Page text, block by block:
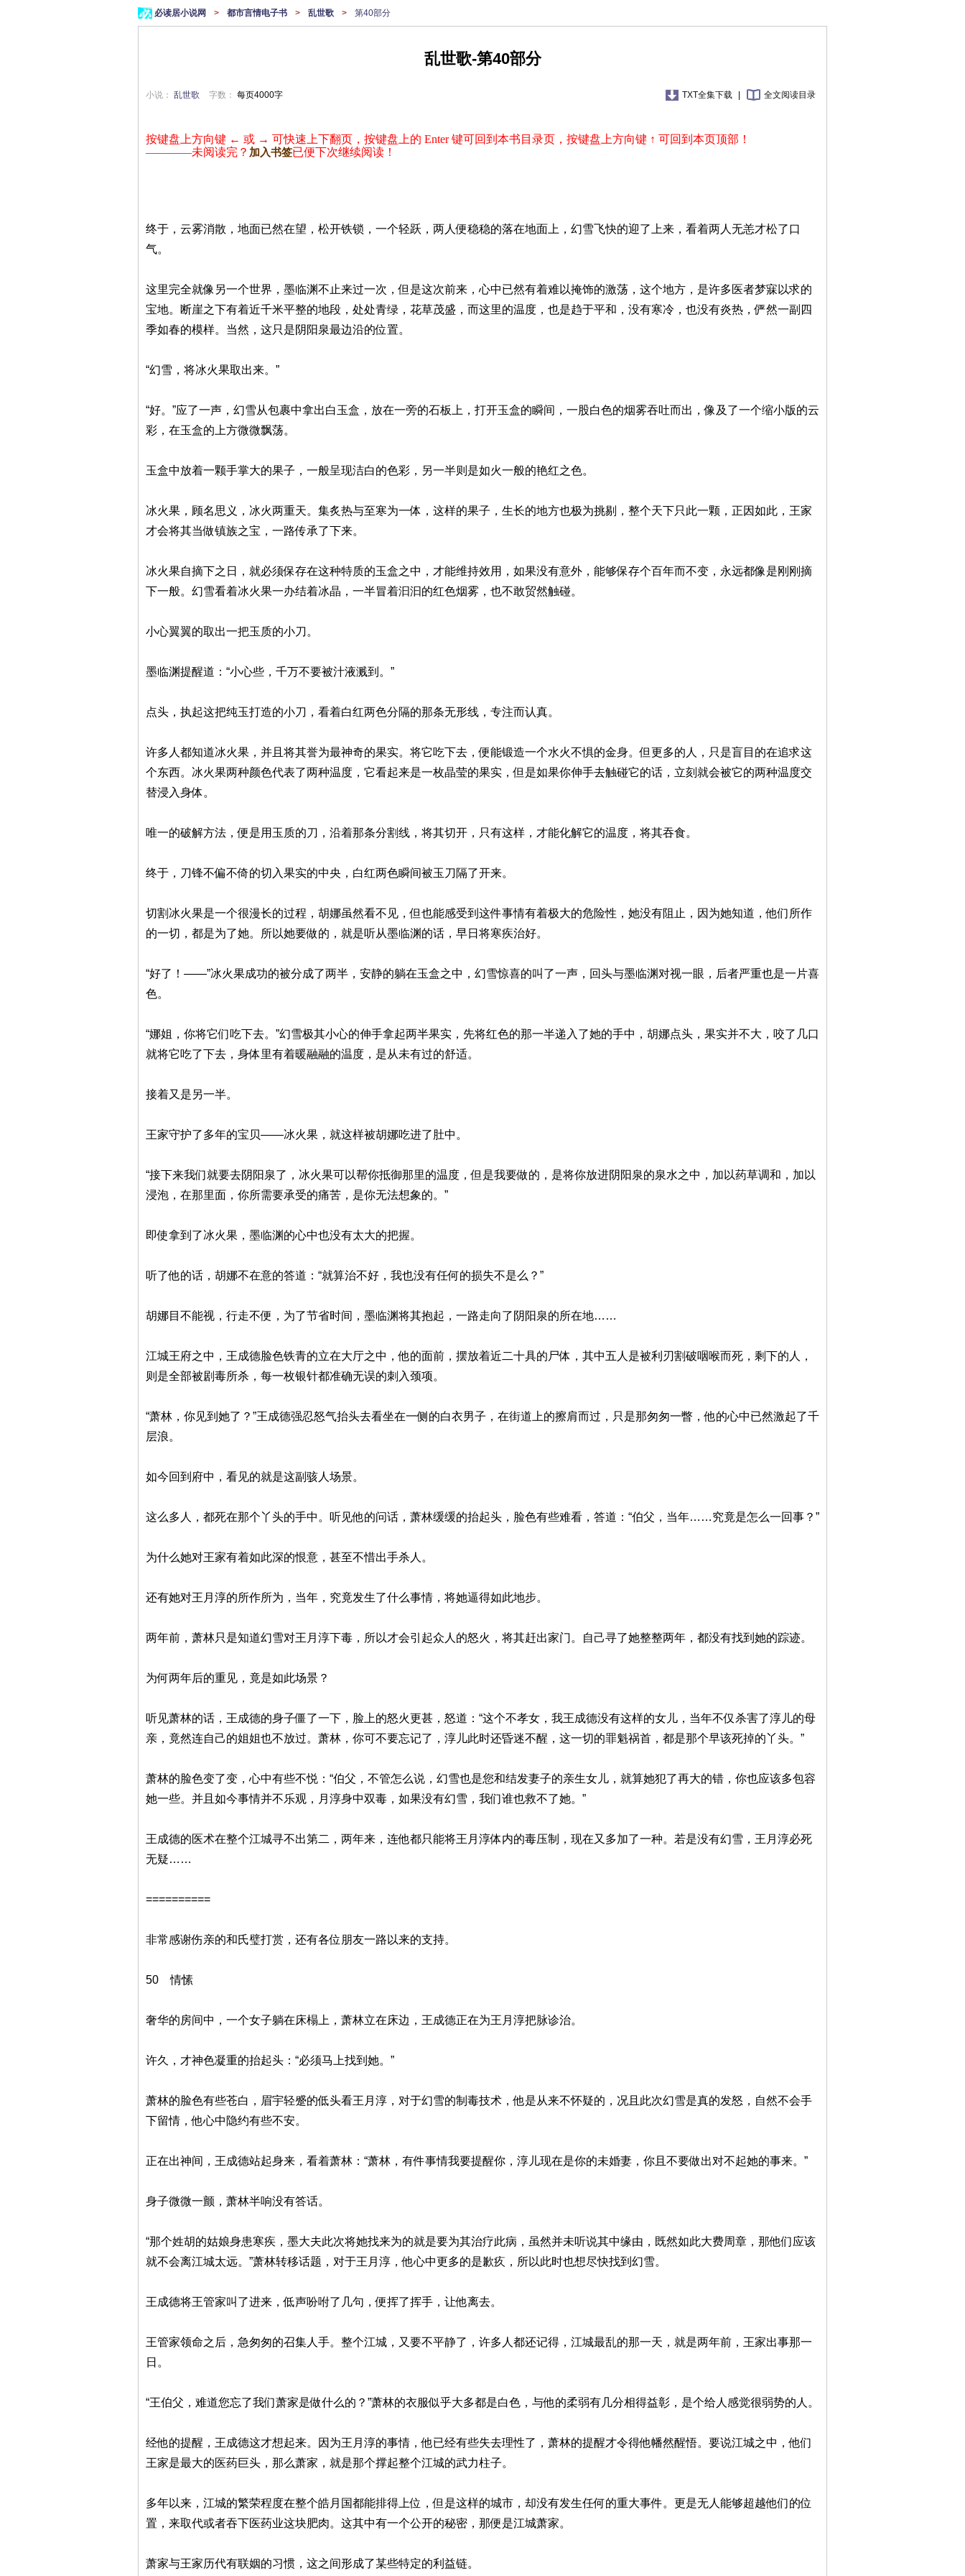
必读居小说网 > 都市言情电子书 > 乱世歌 > 第40部分
乱世歌-第40部分
小说： 乱世歌 字数： 每页4000字 TXT全集下载 全文阅读目录
按键盘上方向键 ← 或 → 可快速上下翻页，按键盘上的 Enter 键可回到本书目录页，按键盘上方向键 ↑ 可回到本页顶部！
————未阅读完？ 加入书签已便下次继续阅读！
终于，云雾消散，地面已然在望，松开铁锁，一个轻跃，两人便稳稳的落在地面上，幻雪飞快的迎了上来，看着两人无恙才松了口
气。
这里完全就像另一个世界，墨临渊不止来过一次，但是这次前来，心中已然有着难以掩饰的激荡，这个地方，是许多医者梦寐以求的
宝地。断崖之下有着近千米平整的地段，处处青绿，花草茂盛，而这里的温度，也是趋于平和，没有寒冷，也没有炎热，俨然一副四
季如春的模样。当然，这只是阴阳泉最边沿的位置。
“幻雪，将冰火果取出来。”
“好。”应了一声，幻雪从包裹中拿出白玉盒，放在一旁的石板上，打开玉盒的瞬间，一股白色的烟雾吞吐而出，像及了一个缩小版的云
彩，在玉盒的上方微微飘荡。
玉盒中放着一颗手掌大的果子，一般呈现洁白的色彩，另一半则是如火一般的艳红之色。
冰火果，顾名思义，冰火两重天。集炙热与至寒为一体，这样的果子，生长的地方也极为挑剔，整个天下只此一颗，正因如此，王家
才会将其当做镇族之宝，一路传承了下来。
冰火果自摘下之日，就必须保存在这种特质的玉盒之中，才能维持效用，如果没有意外，能够保存个百年而不变，永远都像是刚刚摘
下一般。幻雪看着冰火果一办结着冰晶，一半冒着汩汩的红色烟雾，也不敢贸然触碰。
小心翼翼的取出一把玉质的小刀。
墨临渊提醒道：“小心些，千万不要被汁液溅到。”
点头，执起这把纯玉打造的小刀，看着白红两色分隔的那条无形线，专注而认真。
许多人都知道冰火果，并且将其誉为最神奇的果实。将它吃下去，便能锻造一个水火不惧的金身。但更多的人，只是盲目的在追求这
个东西。冰火果两种颜色代表了两种温度，它看起来是一枚晶莹的果实，但是如果你伸手去触碰它的话，立刻就会被它的两种温度交
替浸入身体。
唯一的破解方法，便是用玉质的刀，沿着那条分割线，将其切开，只有这样，才能化解它的温度，将其吞食。
终于，刀锋不偏不倚的切入果实的中央，白红两色瞬间被玉刀隔了开来。
切割冰火果是一个很漫长的过程，胡娜虽然看不见，但也能感受到这件事情有着极大的危险性，她没有阻止，因为她知道，他们所作
的一切，都是为了她。所以她要做的，就是听从墨临渊的话，早日将寒疾治好。
“好了！——”冰火果成功的被分成了两半，安静的躺在玉盒之中，幻雪惊喜的叫了一声，回头与墨临渊对视一眼，后者严重也是一片喜
色。
“娜姐，你将它们吃下去。”幻雪极其小心的伸手拿起两半果实，先将红色的那一半递入了她的手中，胡娜点头，果实并不大，咬了几口
就将它吃了下去，身体里有着暖融融的温度，是从未有过的舒适。
接着又是另一半。
王家守护了多年的宝贝——冰火果，就这样被胡娜吃进了肚中。
“接下来我们就要去阴阳泉了，冰火果可以帮你抵御那里的温度，但是我要做的，是将你放进阴阳泉的泉水之中，加以药草调和，加以
浸泡，在那里面，你所需要承受的痛苦，是你无法想象的。”
即使拿到了冰火果，墨临渊的心中也没有太大的把握。
听了他的话，胡娜不在意的答道：“就算治不好，我也没有任何的损失不是么？”
胡娜目不能视，行走不便，为了节省时间，墨临渊将其抱起，一路走向了阴阳泉的所在地……
江城王府之中，王成德脸色铁青的立在大厅之中，他的面前，摆放着近二十具的尸体，其中五人是被利刃割破咽喉而死，剩下的人，
则是全部被剧毒所杀，每一枚银针都准确无误的刺入颈项。
“萧林，你见到她了？”王成德强忍怒气抬头去看坐在一侧的白衣男子，在街道上的擦肩而过，只是那匆匆一瞥，他的心中已然激起了千
层浪。
如今回到府中，看见的就是这副骇人场景。
这么多人，都死在那个丫头的手中。听见他的问话，萧林缓缓的抬起头，脸色有些难看，答道：“伯父，当年……究竟是怎么一回事？”
为什么她对王家有着如此深的恨意，甚至不惜出手杀人。
还有她对王月淳的所作所为，当年，究竟发生了什么事情，将她逼得如此地步。
两年前，萧林只是知道幻雪对王月淳下毒，所以才会引起众人的怒火，将其赶出家门。自己寻了她整整两年，都没有找到她的踪迹。
为何两年后的重见，竟是如此场景？
听见萧林的话，王成德的身子僵了一下，脸上的怒火更甚，怒道：“这个不孝女，我王成德没有这样的女儿，当年不仅杀害了淳儿的母
亲，竟然连自己的姐姐也不放过。萧林，你可不要忘记了，淳儿此时还昏迷不醒，这一切的罪魁祸首，都是那个早该死掉的丫头。”
萧林的脸色变了变，心中有些不悦：“伯父，不管怎么说，幻雪也是您和结发妻子的亲生女儿，就算她犯了再大的错，你也应该多包容
她一些。并且如今事情并不乐观，月淳身中双毒，如果没有幻雪，我们谁也救不了她。”
王成德的医术在整个江城寻不出第二，两年来，连他都只能将王月淳体内的毒压制，现在又多加了一种。若是没有幻雪，王月淳必死
无疑……
==========
非常感谢伤亲的和氏璧打赏，还有各位朋友一路以来的支持。
50 情愫
奢华的房间中，一个女子躺在床榻上，萧林立在床边，王成德正在为王月淳把脉诊治。
许久，才神色凝重的抬起头：“必须马上找到她。”
萧林的脸色有些苍白，眉宇轻蹙的低头看王月淳，对于幻雪的制毒技术，他是从来不怀疑的，况且此次幻雪是真的发怒，自然不会手
下留情，他心中隐约有些不安。
正在出神间，王成德站起身来，看着萧林：“萧林，有件事情我要提醒你，淳儿现在是你的未婚妻，你且不要做出对不起她的事来。”
身子微微一颤，萧林半响没有答话。
“那个姓胡的姑娘身患寒疾，墨大夫此次将她找来为的就是要为其治疗此病，虽然并未听说其中缘由，既然如此大费周章，那他们应该
就不会离江城太远。”萧林转移话题，对于王月淳，他心中更多的是歉疚，所以此时也想尽快找到幻雪。
王成德将王管家叫了进来，低声吩咐了几句，便挥了挥手，让他离去。
王管家领命之后，急匆匆的召集人手。整个江城，又要不平静了，许多人都还记得，江城最乱的那一天，就是两年前，王家出事那一
日。
“王伯父，难道您忘了我们萧家是做什么的？”萧林的衣服似乎大多都是白色，与他的柔弱有几分相得益彰，是个给人感觉很弱势的人。
经他的提醒，王成德这才想起来。因为王月淳的事情，他已经有些失去理性了，萧林的提醒才令得他幡然醒悟。要说江城之中，他们
王家是最大的医药巨头，那么萧家，就是那个撑起整个江城的武力柱子。
多年以来，江城的繁荣程度在整个皓月国都能排得上位，但是这样的城市，却没有发生任何的重大事件。更是无人能够超越他们的位
置，来取代或者吞下医药业这块肥肉。这其中有一个公开的秘密，那便是江城萧家。
萧家与王家历代有联姻的习惯，这之间形成了某些特定的利益链。